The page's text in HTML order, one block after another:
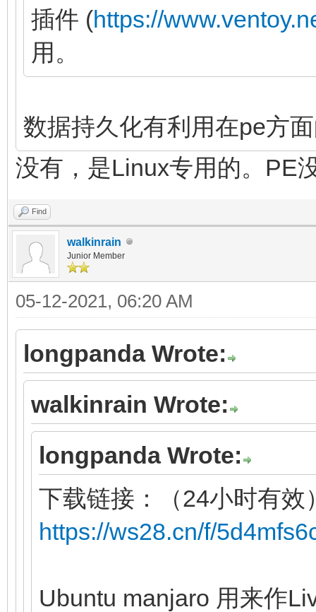
插件 (https://
用。
数据持久化有利用在pe方
没有，是Linux专用的。PE
Find
walkinrain
Junior Member
05-12-2021, 06:20 AM
longpanda Wrote:
walkinrain Wrote:
longpanda Wrote:
下载链接：（24小时有效
https://ws28.cn/f/
Ubuntu manjaro 用来作